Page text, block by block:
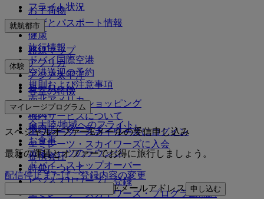
フライト状況
お手荷物
ビザとパスポート情報
健康
旅行情報
ドバイ国際空港
空港送迎の予約
規則および注意事項
就航都市
路線マップ
アフリカ
アジア太平洋
ヨーロッパ
南北アメリカ
中東
全大陸/地域へのフライト
体験
客室の特徴
エミレーツでショッピング
機内サービスについて
機内エンターテインメント
お食事
エミレーツのラウンジ
ドバイ・ストップオーバー
マイレージプログラム
エミレーツ・スカイワーズにログイン
エミレーツ・スカイワーズに入会
提携会社
特典について
ビジネスリワーズに登録
エミレーツ・スカイワーズ・プログラム規約
スペシャルオファーEメールの受信申し込み
最新の運賃とオファーでお得に旅行しましょう。
配信停止またはご登録内容の変更
Eメールアドレス 申し込む